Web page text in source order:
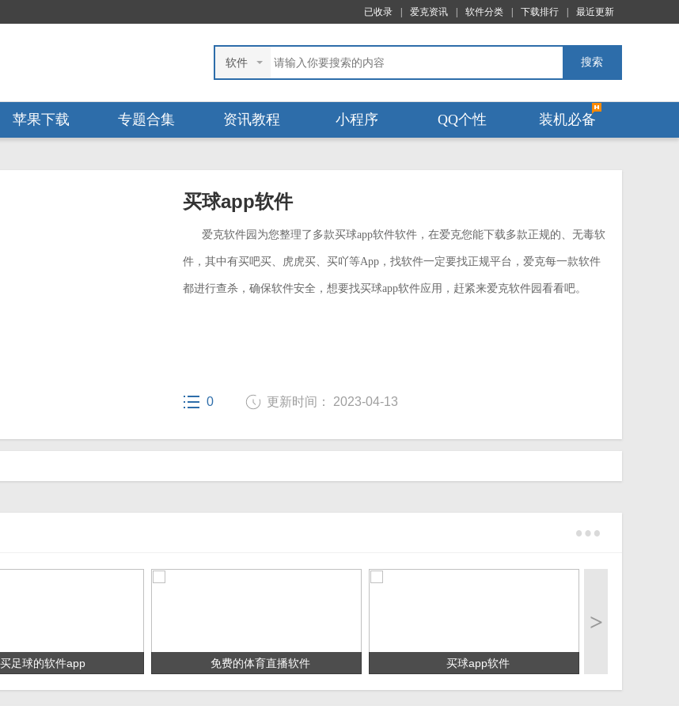
已收录 爱克资讯 软件分类 下载排行 最近更新
软件 搜索
苹果下载 专题合集 资讯教程 小程序 QQ个性 装机必备
买球app软件
爱克软件园为您整理了多款买球app软件软件，在爱克您能下载多款正规的、无毒软
件，其中有买吧买、虎虎买、买吖等App，找软件一定要找正规平台，爱克每一款软件
都进行查杀，确保软件安全，想要找买球app软件应用，赶紧来爱克软件园看看吧。
0 更新时间： 2023-04-13
>
买足球的软件app 免费的体育直播软件 买球app软件